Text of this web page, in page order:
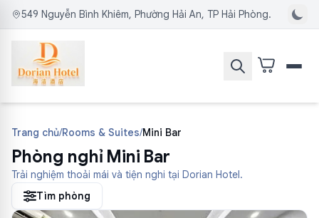
549 Nguyễn Bình Khiêm, Phường Hải An, TP Hải Phòng.
Trang chủ/Rooms & Suites/Mini Bar
Phòng nghỉ Mini Bar
Trải nghiệm thoải mái và tiện nghi tại Dorian Hotel.
Tìm phòng